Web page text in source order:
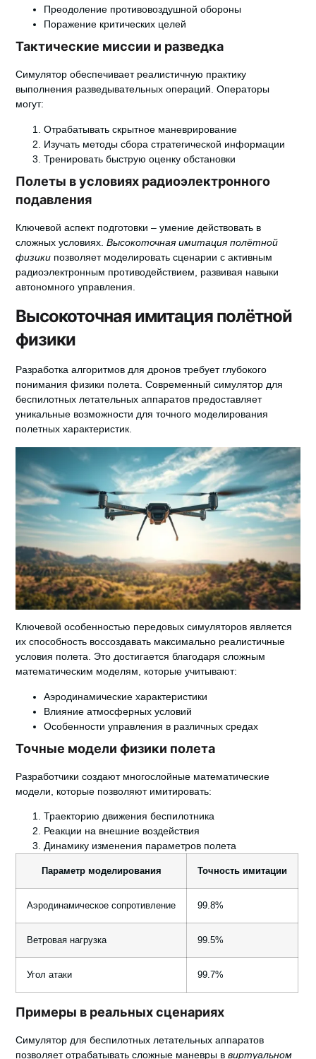
Преодоление противовоздушной обороны
Поражение критических целей
Тактические миссии и разведка
Симулятор обеспечивает реалистичную практику
выполнения разведывательных операций. Операторы
могут:
Отрабатывать скрытное маневрирование
Изучать методы сбора стратегической информации
Тренировать быструю оценку обстановки
Полеты в условиях радиоэлектронного
подавления
Ключевой аспект подготовки – умение действовать в
сложных условиях.Высокоточная имитация полётной
физики позволяет моделировать сценарии с активным
радиоэлектронным противодействием, развивая навыки
автономного управления.
Высокоточная имитация полётной
физики
Разработка алгоритмов для дронов требует глубокого
понимания физики полета. Современныйсимулятор для
беспилотных летательных аппаратов предоставляет
уникальные возможности для точного моделирования
полетных характеристик.
Ключевой особенностью передовых симуляторов является
их способность воссоздавать максимально реалистичные
условия полета. Это достигается благодаря сложным
математическим моделям, которые учитывают:
Аэродинамические характеристики
Влияние атмосферных условий
Особенности управления в различных средах
Точные модели физики полета
Разработчики создают многослойные математические
модели, которые позволяют имитировать:
Траекторию движения беспилотника
Реакции на внешние воздействия
Динамику изменения параметров полета
Параметр моделирования Точность имитации
Аэродинамическое сопротивление 99.8%
Ветровая нагрузка 99.5%
Угол атаки 99.7%
Примеры в реальных сценариях
Симулятор для беспилотных летательных аппаратов
позволяет отрабатывать сложные маневры ввиртуальном